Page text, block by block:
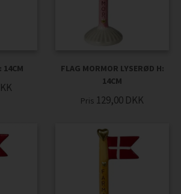
14CM
FLAG MORMOR LYSERØD H:
14CM
Pris 129,00 DKK